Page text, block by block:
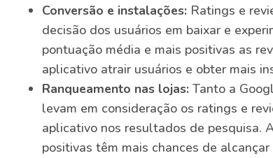
Conversão e instalações: Ratings e
decisão dos usuários em baixar e
pontuação média e mais positivas as
aplicativo atrair usuários e obter mais
Ranqueamento nas lojas: Tanto a
levam em consideração os ratings e
aplicativo nos resultados de pesquisa.
positivas têm mais chances de